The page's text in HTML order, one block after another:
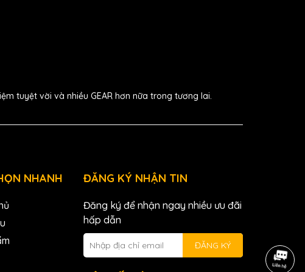
tuyệt vời và nhiều GEAR hơn nữa trong tương lai.
NHANH ĐĂNG KÝ NHẬN TIN
Đăng ký để nhận ngay nhiều ưu đãi
hấp dẫn
ĐĂNG KÝ